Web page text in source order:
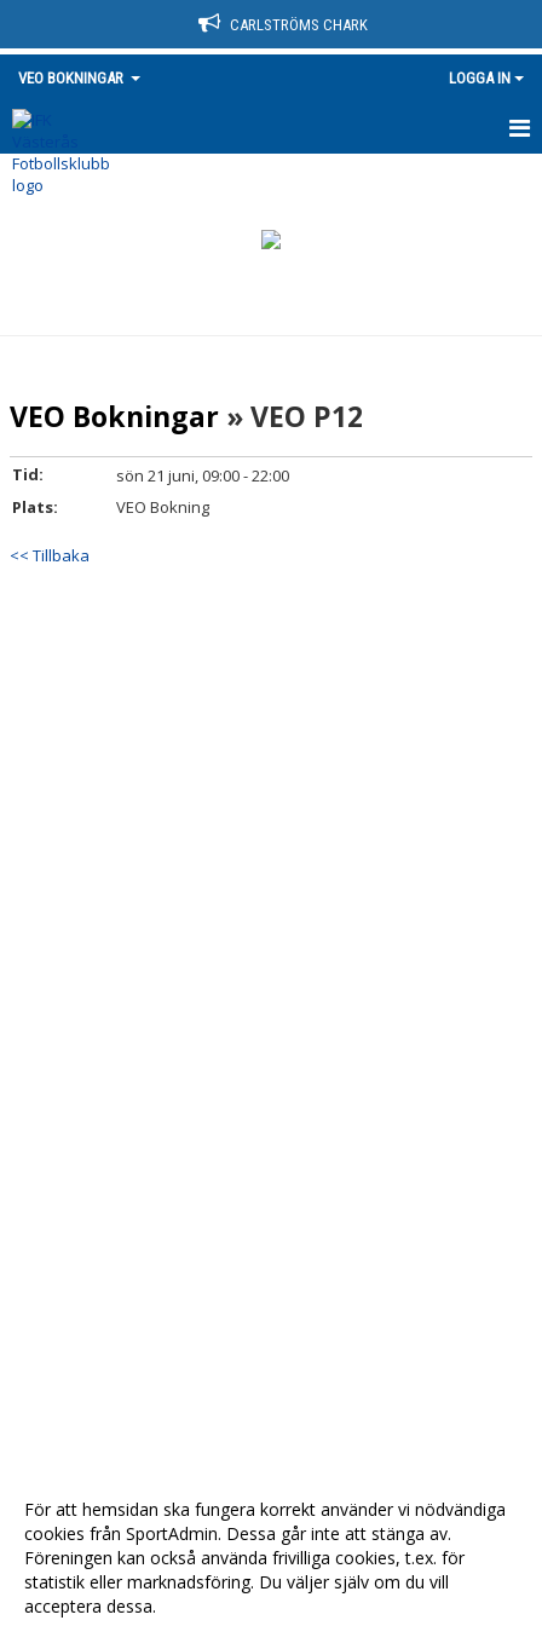
CARLSTRÖMS CHARK
VEO BOKNINGAR LOGGA IN
HEM
VEO Bokningar » VEO P12
Tid:
sön 21 juni, 09:00 - 22:00
Plats:
VEO Bokning
<< Tillbaka
För att hemsidan ska fungera korrekt använder vi nödvändiga
cookies från SportAdmin. Dessa går inte att stänga av.
Föreningen kan också använda frivilliga cookies, t.ex. för
statistik eller marknadsföring. Du väljer själv om du vill
acceptera dessa.